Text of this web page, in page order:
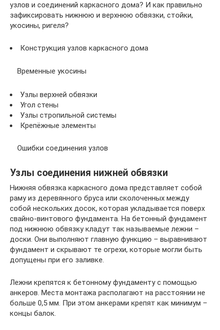
узлов и соединений каркасного дома? И как правильно
зафиксировать нижнюю и верхнюю обвязки, стойки,
укосины, ригеля?
Конструкция узлов каркасного дома
Временные укосины
Узлы верхней обвязки
Угол стены
Узлы стропильной системы
Крепёжные элементы
Ошибки соединения узлов
Узлы соединения нижней обвязки
Нижняя обвязка каркасного дома представляет собой
раму из деревянного бруса или сколоченных между
собой нескольких досок, которая укладывается поверх
свайно-винтового фундамента. На бетонный фундамент
под нижнюю обвязку кладут так называемые лежни –
доски. Они выполняют главную функцию – выравнивают
фундамент и скрывают те огрехи, которые могли быть
допущены при его заливке.
Лежни крепятся к бетонному фундаменту с помощью
анкеров. Места монтажа располагают на расстоянии не
больше 0,5 мм. При этом анкерами крепят как минимум –
концы балок.